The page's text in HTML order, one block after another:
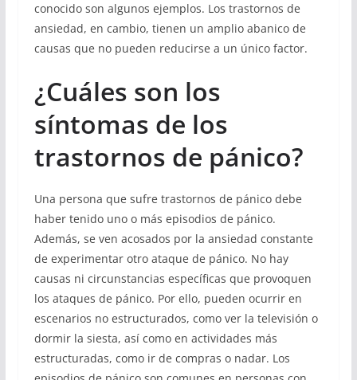
conocido son algunos ejemplos. Los trastornos de
ansiedad, en cambio, tienen un amplio abanico de
causas que no pueden reducirse a un único factor.
¿Cuáles son los
síntomas de los
trastornos de pánico?
Una persona que sufre trastornos de pánico debe
haber tenido uno o más episodios de pánico.
Además, se ven acosados por la ansiedad constante
de experimentar otro ataque de pánico. No hay
causas ni circunstancias específicas que provoquen
los ataques de pánico. Por ello, pueden ocurrir en
escenarios no estructurados, como ver la televisión o
dormir la siesta, así como en actividades más
estructuradas, como ir de compras o nadar. Los